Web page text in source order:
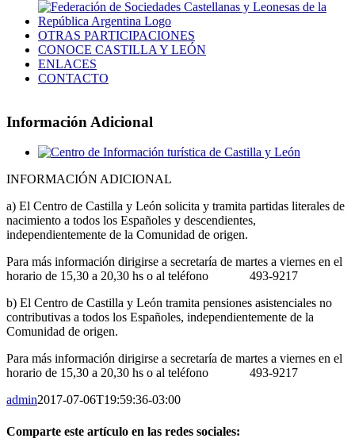
OTRAS PARTICIPACIONES
CONOCE CASTILLA Y LEÓN
ENLACES
CONTACTO
Información Adicional
Ver
más
INFORMACIÓN ADICIONAL
a) El Centro de Castilla y León solicita y tramita partidas literales de
nacimiento a todos los Españoles y descendientes,
independientemente de la Comunidad de origen.
Para más información dirigirse a secretaría de martes a viernes en el
horario de 15,30 a 20,30 hs o al teléfono 493-9217
b) El Centro de Castilla y León tramita pensiones asistenciales no
contributivas a todos los Españoles, independientemente de la
Comunidad de origen.
Para más información dirigirse a secretaría de martes a viernes en el
horario de 15,30 a 20,30 hs o al teléfono 493-9217
admin2017-07-06T19:59:36-03:00
Comparte este artículo en las redes sociales: